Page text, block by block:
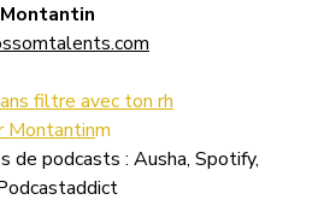
filtre avec ton rh
Montantinm
de podcasts : Ausha, Spotify,